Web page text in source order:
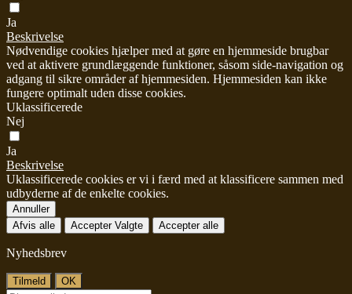
Ja
Beskrivelse
Nødvendige cookies hjælper med at gøre en hjemmeside brugbar
ved at aktivere grundlæggende funktioner, såsom side-navigation og
adgang til sikre områder af hjemmesiden. Hjemmesiden kan ikke
fungere optimalt uden disse cookies.
Uklassificerede
Nej
Ja
Beskrivelse
Uklassificerede cookies er vi i færd med at klassificere sammen med
udbyderne af de enkelte cookies.
Annuller
Afvis alle
Accepter Valgte Accepter alle
Nyhedsbrev